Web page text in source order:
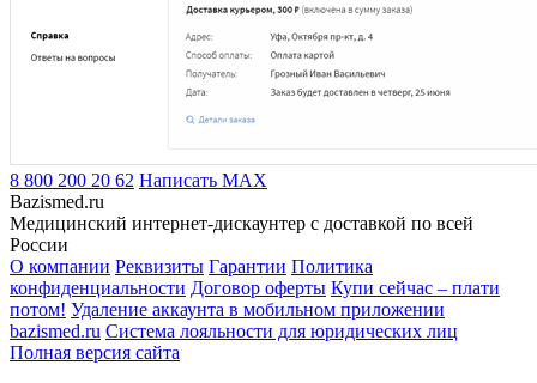
8 800 200 20 62 Написать MAX
Bazismed.ru
Медицинский интернет-дискаунтер с доставкой по всей
России
О компании Реквизиты Гарантии Политика
конфиденциальности Договор оферты Купи сейчас – плати
потом! Удаление аккаунта в мобильном приложении
bazismed.ru Система лояльности для юридических лиц
Полная версия сайта